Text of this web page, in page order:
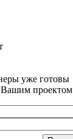
уже готовы
Вашим проектом